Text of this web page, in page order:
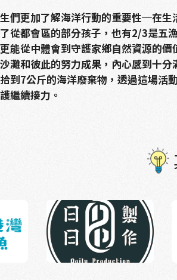
們更加了解海洋行動的重要性─在生
從都會區的部分孩子，也有2/3是五
能從中體會到守護家鄉自然資源的
灘和彼此的努力成果，內心感到十
到7公斤的海洋廢棄物，透過這場活
繼續接力。